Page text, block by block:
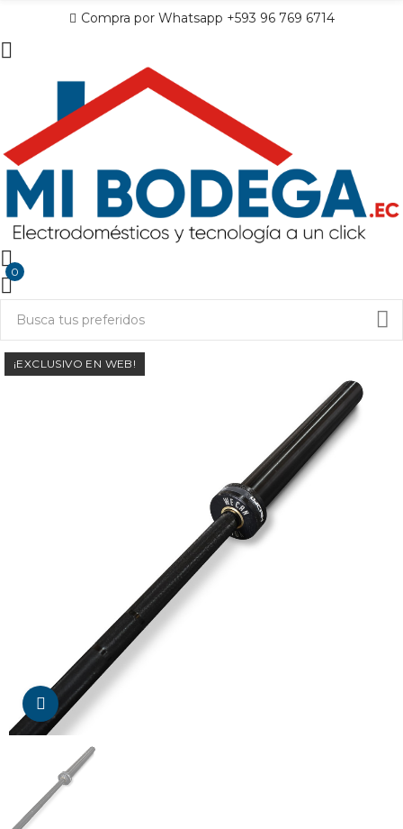
Compra por Whatsapp +593 96 769 6714
0
Da click para agrandar
¡EXCLUSIVO EN WEB!